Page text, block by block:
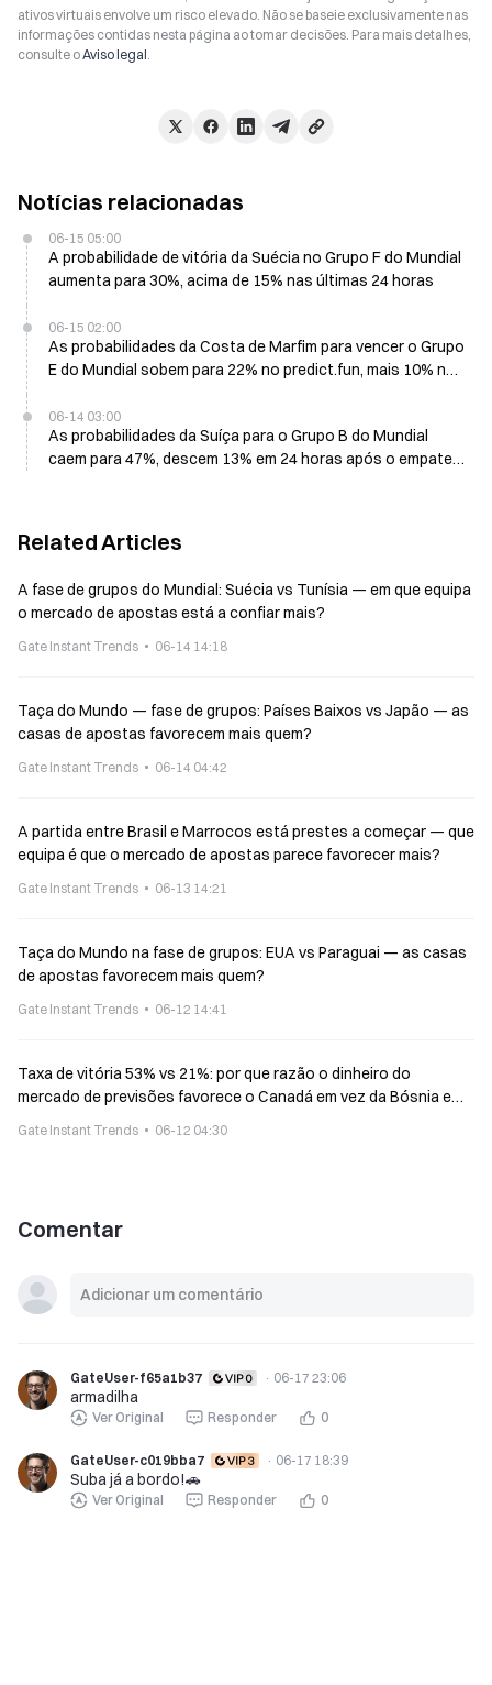
ativos virtuais envolve um risco elevado. Não se baseie exclusivamente nas
informações contidas nesta página ao tomar decisões. Para mais detalhes,
consulte oAviso legal.
Notícias relacionadas
06-15 05:00
A probabilidade de vitória da Suécia no Grupo F do Mundial
aumenta para 30%, acima de 15% nas últimas 24 horas
06-15 02:00
As probabilidades da Costa de Marfim para vencer o Grupo
E do Mundial sobem para 22% no predict.fun, mais 10% nas
06-14 03:00
As probabilidades da Suíça para o Grupo B do Mundial
caem para 47%, descem 13% em 24 horas após o empate
Related Articles
A fase de grupos do Mundial: Suécia vs Tunísia — em que equipa
o mercado de apostas está a confiar mais?
Gate Instant Trends 06-14 14:18
Taça do Mundo — fase de grupos: Países Baixos vs Japão — as
casas de apostas favorecem mais quem?
Gate Instant Trends 06-14 04:42
A partida entre Brasil e Marrocos está prestes a começar — que
equipa é que o mercado de apostas parece favorecer mais?
Gate Instant Trends 06-13 14:21
Taça do Mundo na fase de grupos: EUA vs Paraguai — as casas
de apostas favorecem mais quem?
Gate Instant Trends 06-12 14:41
Taxa de vitória 53% vs 21%: por que razão o dinheiro do
mercado de previsões favorece o Canadá em vez da Bósnia e
Gate Instant Trends 06-12 04:30
Comentar
GateUser-f65a1b37 · 06-17 23:06
armadilha
Ver Original Responder 0
GateUser-c019bba7 · 06-17 18:39
Suba já a bordo!🚗
Ver Original Responder 0